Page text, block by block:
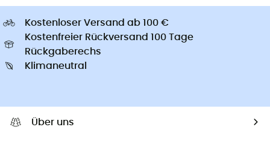
Kostenloser Versand ab 100 €
Kostenfreier Rückversand 100 Tage
Rückgaberechs
Klimaneutral
Über uns